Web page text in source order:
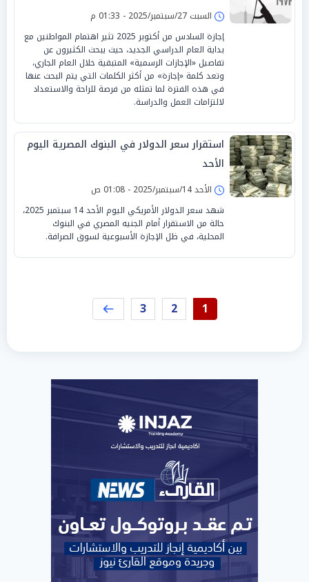
السبت 27/سبتمبر/2025 - 01:33 م
إجازة السادس من أكتوبر 2025 تثير اهتمام المواطنين مع
بداية العام الدراسي الجديد، حيث يبحث الكثيرون عن
تفاصيل «الإجازات الرسمية» المتبقية خلال العام الجاري،
وتعد كلمة «إجازة» من أكثر الكلمات التي يتم البحث عنها
في هذه الفترة لما تمثله من فرصة للراحة والاستعداد
لالتزامات العمل والدراسة.
استقرار سعر الدولار في البنوك المصرية اليوم
الأحد
الأحد 14/سبتمبر/2025 - 01:08 ص
شهد سعر الدولار الأمريكي اليوم الأحد 14 سبتمبر 2025،
حالة من الاستقرار أمام الجنيه المصري في البنوك
المحلية، في ظل الإجازة الأسبوعية لسوق الصرافة.
1
2
3